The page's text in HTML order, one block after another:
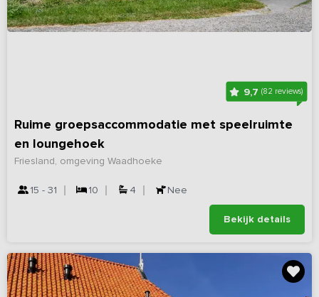
9,7(82 reviews)
Ruime groepsaccommodatie met speelruimte
en loungehoek
Friesland, omgeving Waadhoeke
15 - 31 10 4 Nee
Bekijk details